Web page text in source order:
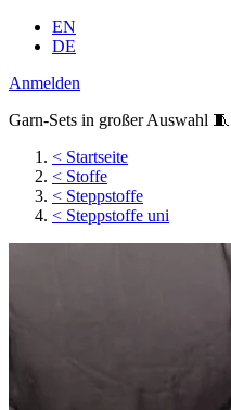
EN
DE
Anmelden
Garn-Sets in großer Auswahl 🧵
< Startseite
< Stoffe
< Steppstoffe
< Steppstoffe uni